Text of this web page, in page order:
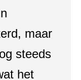
maar
steeds
het